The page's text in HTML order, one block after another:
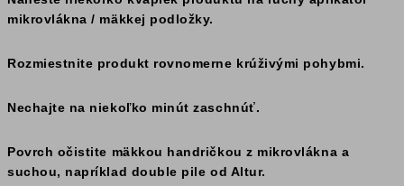
mikrovlákna / mäkkej podložky.
Rozmiestnite produkt rovnomerne krúživými pohybmi.
Nechajte na niekoľko minút zaschnúť.
Povrch očistite mäkkou handričkou z mikrovlákna a
suchou, napríklad double pile od Altur.